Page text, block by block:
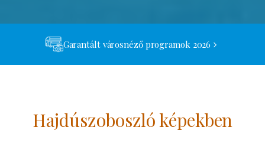
Garantált városnéző programok 2026
Hajdúszoboszló képekben